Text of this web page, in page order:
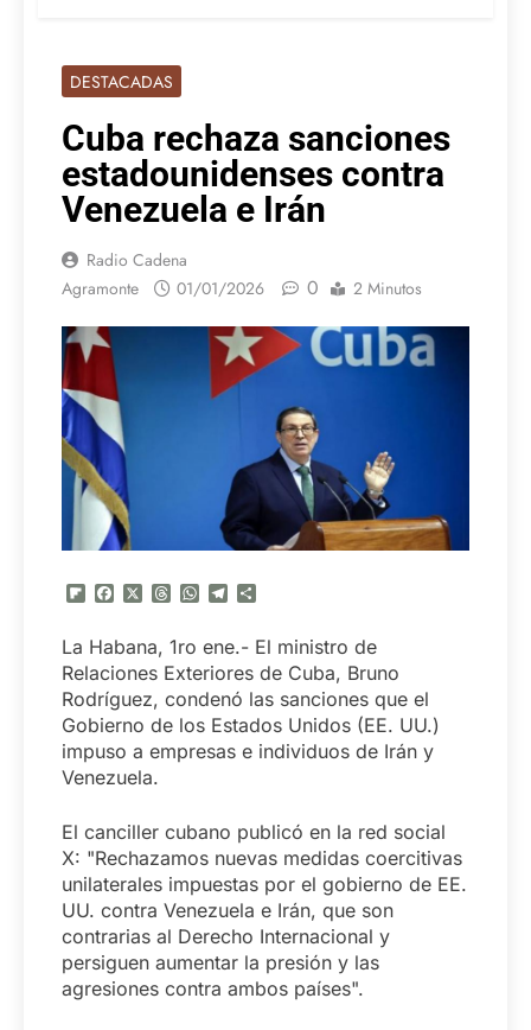
DESTACADAS
Cuba rechaza sanciones
estadounidenses contra
Venezuela e Irán
Radio Cadena
Agramonte
01/01/2026 0 2 Minutos
Flipboard
FacebookThreadsWhatsApp
Telegram
La Habana, 1ro ene.- El ministro de
Relaciones Exteriores de Cuba, Bruno
Rodríguez, condenó las sanciones que el
Gobierno de los Estados Unidos (EE. UU.)
impuso a empresas e individuos de Irán y
Venezuela.
El canciller cubano publicó en la red social
X: "Rechazamos nuevas medidas coercitivas
unilaterales impuestas por el gobierno de EE.
UU. contra Venezuela e Irán, que son
contrarias al Derecho Internacional y
persiguen aumentar la presión y las
agresiones contra ambos países".